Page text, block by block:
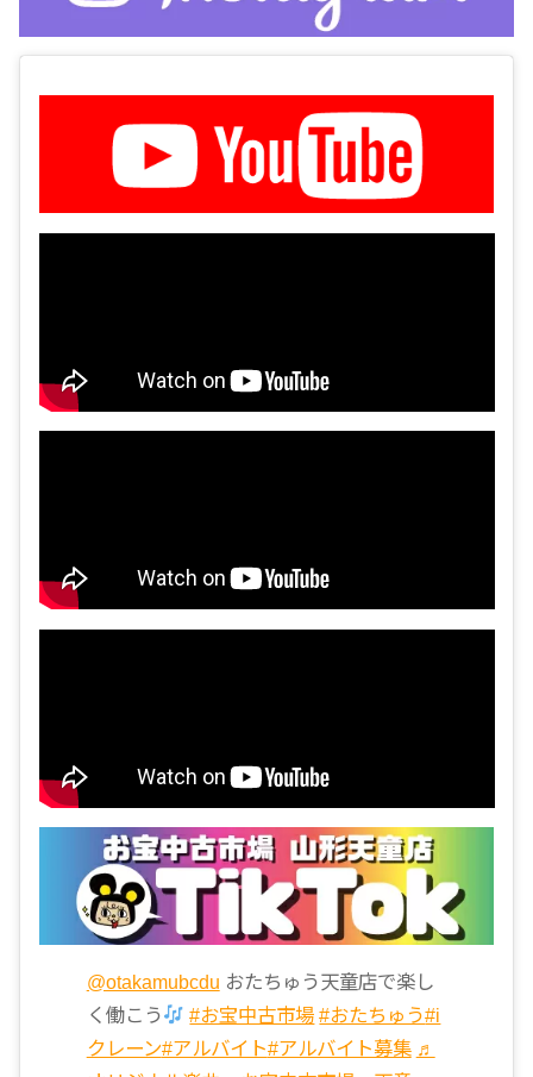
@otakamubcdu おたちゅう天童店で楽し
く働こう
#お宝中古市場 #おたちゅう#i
クレーン#アルバイト#アルバイト募集 ♬